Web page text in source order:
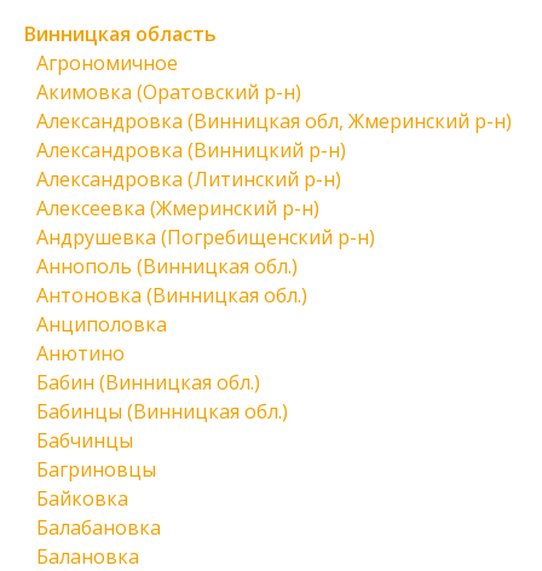
Винницкая область
Агрономичное
Акимовка (Оратовский р-н)
Александровка (Винницкая обл, Жмеринский р-н)
Александровка (Винницкий р-н)
Александровка (Литинский р-н)
Алексеевка (Жмеринский р-н)
Андрушевка (Погребищенский р-н)
Аннополь (Винницкая обл.)
Антоновка (Винницкая обл.)
Анциполовка
Анютино
Бабин (Винницкая обл.)
Бабинцы (Винницкая обл.)
Бабчинцы
Багриновцы
Байковка
Балабановка
Балановка